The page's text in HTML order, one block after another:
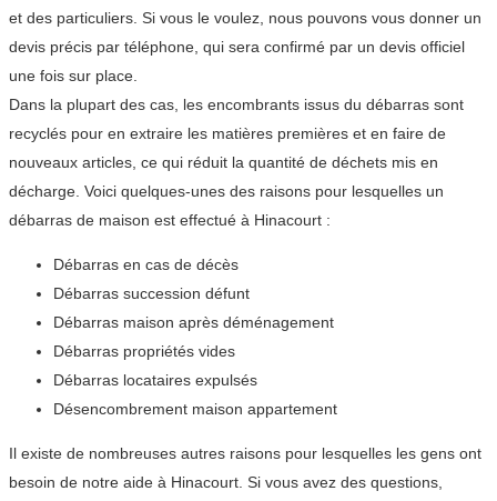
et des particuliers. Si vous le voulez, nous pouvons vous donner un
devis précis par téléphone, qui sera confirmé par un devis officiel
une fois sur place.
Dans la plupart des cas, les encombrants issus du débarras sont
recyclés pour en extraire les matières premières et en faire de
nouveaux articles, ce qui réduit la quantité de déchets mis en
décharge. Voici quelques-unes des raisons pour lesquelles un
débarras de maison est effectué à Hinacourt :
Débarras en cas de décès
Débarras succession défunt
Débarras maison après déménagement
Débarras propriétés vides
Débarras locataires expulsés
Désencombrement maison appartement
Il existe de nombreuses autres raisons pour lesquelles les gens ont
besoin de notre aide à Hinacourt. Si vous avez des questions,